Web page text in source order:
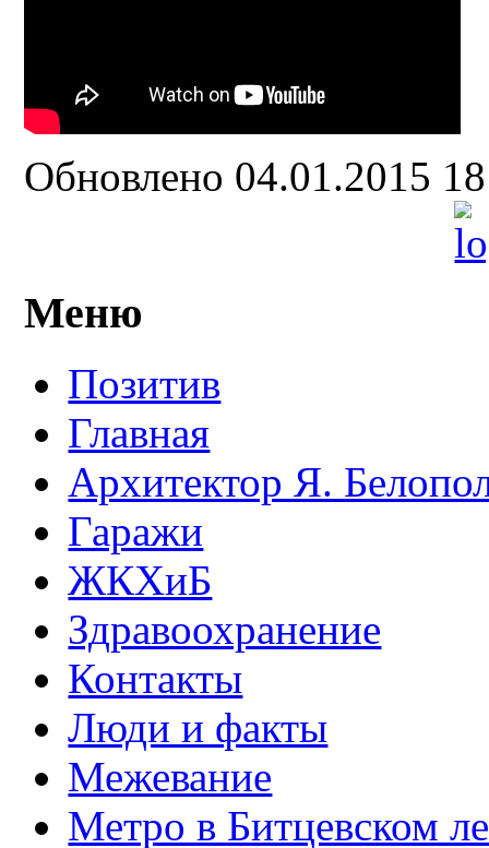
Обновлено 04.01.2015
Меню
Позитив
Главная
Архитектор Я.
Гаражи
ЖКХиБ
Здравоохранение
Контакты
Люди и факты
Межевание
Метро в Битцевском